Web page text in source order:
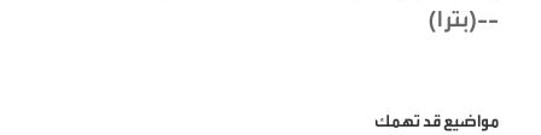
--(بترا)
مواضيع قد تهمك